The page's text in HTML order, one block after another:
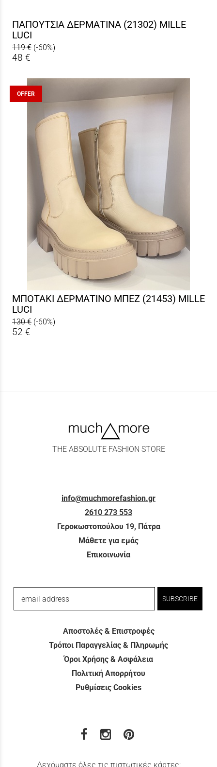
ΠΑΠΟΥΤΣΙΑ ΔΕΡΜΑΤΙΝΑ (21302) MILLE
LUCI
119 € (-60%)
48 €
OFFER
ΜΠΟΤΑΚΙ ΔΕΡΜΑΤΙΝΟ ΜΠΕΖ (21453) MILLE
LUCI
130 € (-60%)
52 €
THE ABSOLUTE FASHION STORE
info@muchmorefashion.gr
2610 273 553
Γεροκωστοπούλου 19, Πάτρα
Μάθετε για εμάς
Επικοινωνία
email address SUBSCRIBE
Αποστολές & Επιστροφές
Τρόποι Παραγγελίας & Πληρωμής
Όροι Χρήσης & Ασφάλεια
Πολιτική Απορρήτου
Ρυθμίσεις Cookies
Δεχόμαστε όλες τις πιστωτικές κάρτες: